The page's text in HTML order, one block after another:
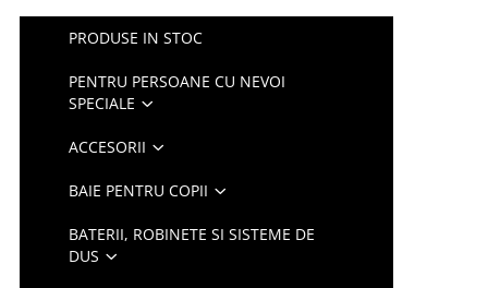
PRODUSE IN STOC
PENTRU PERSOANE CU NEVOI
SPECIALE
ACCESORII
BAIE PENTRU COPII
BATERII, ROBINETE SI SISTEME DE
DUS